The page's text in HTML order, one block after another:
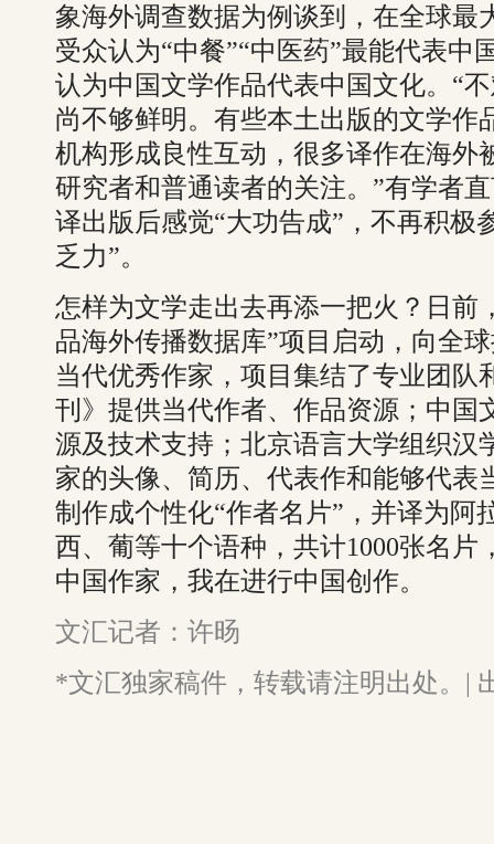
象海外调查数据为例谈到，在全球最
受众认为“中餐”“中医药”最能代表中
认为中国文学作品代表中国文化。“
尚不够鲜明。有些本土出版的文学作
机构形成良性互动，很多译作在海外
研究者和普通读者的关注。”有学者
译出版后感觉“大功告成”，不再积极
乏力”。
怎样为文学走出去再添一把火？日前
品海外传播数据库”项目启动，向全
当代优秀作家，项目集结了专业团
刊》提供当代作者、作品资源；中国
源及技术支持；北京语言大学组织汉
家的头像、简历、代表作和能够代表
制作成个性化“作者名片”，并译为阿
西、葡等十个语种，共计1000张名片
中国作家，我在进行中国创作。
文汇记者：许旸
*文汇独家稿件，转载请注明出处。|